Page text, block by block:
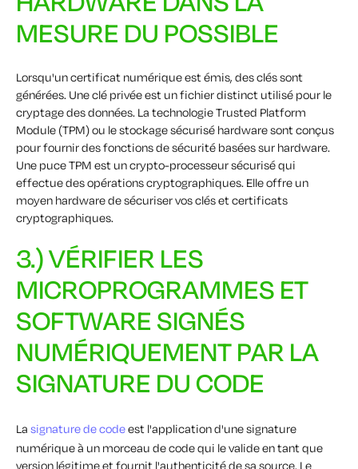
MESURE DU POSSIBLE
Lorsqu'un certificat numérique est émis, des clés sont
générées. Une clé privée est un fichier distinct utilisé pour le
cryptage des données. La technologie Trusted Platform
Module (TPM) ou le stockage sécurisé hardware sont conçus
pour fournir des fonctions de sécurité basées sur hardware.
Une puce TPM est un crypto-processeur sécurisé qui
effectue des opérations cryptographiques. Elle offre un
moyen hardware de sécuriser vos clés et certificats
cryptographiques.
3.) VÉRIFIER LES
MICROPROGRAMMES ET
SOFTWARE SIGNÉS
NUMÉRIQUEMENT PAR LA
SIGNATURE DU CODE
La signature de codeest l'application d'une signature
numérique à un morceau de code qui le valide en tant que
version légitime et fournit l'authenticité de sa source. Le